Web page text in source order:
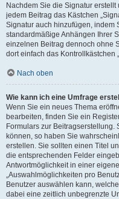
Nachdem Sie die Signatur
jedem Beitrag das Kästchen
Signatur auch hinzufügen, indem
standardmäßige Anhängen Ihrer
einzelnen Beitrag dennoch ohne
dort einfach das Kontrollkästchen
Nach oben
Wie kann ich eine Umfrage
Wenn Sie ein neues Thema
bearbeiten, finden Sie ein
Formulars zur
können, so haben Sie
erstellen. Sie sollten einen Titel
die entsprechenden Felder
Antwortmöglichkeit in einer
„Auswahlmöglichkeiten pro
Benutzer auswählen kann,
dabei eine zeitlich unbegrenzte